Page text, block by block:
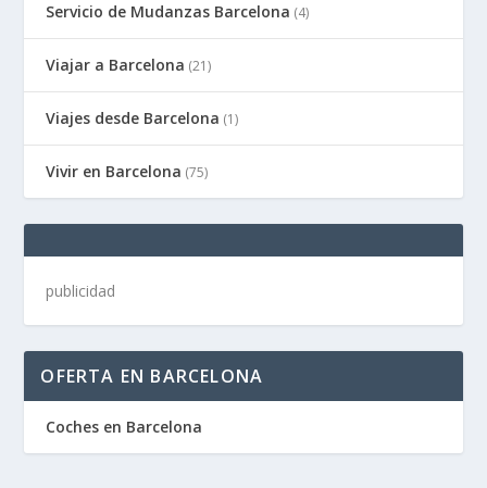
Servicio de Mudanzas Barcelona (4)
Viajar a Barcelona (21)
Viajes desde Barcelona (1)
Vivir en Barcelona (75)
publicidad
OFERTA EN BARCELONA
Coches en Barcelona